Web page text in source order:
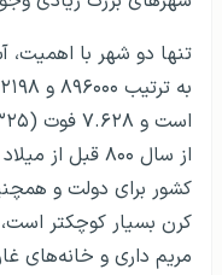
تنها دو شهر با
از سال ۸۰۰
کشور برای دولت و